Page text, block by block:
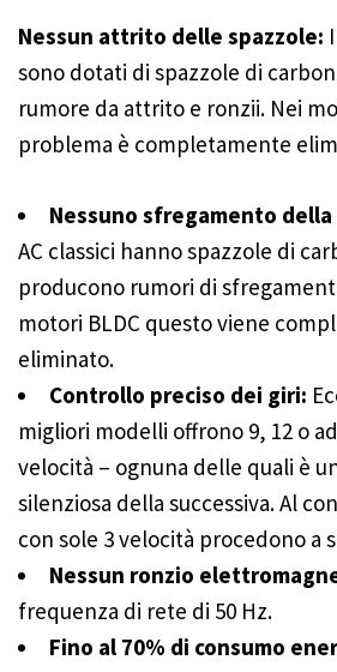
Nessun attrito delle spazzole:
sono dotati di spazzole di
rumore da attrito e ronzii. Nei
problema è completamente
Nessuno sfregamento della
AC classici hanno spazzole di
producono rumori di
motori BLDC questo viene
eliminato.
Controllo preciso dei giri:
migliori modelli offrono 9, 12 o
velocità – ognuna delle quali è
silenziosa della successiva. Al
con sole 3 velocità procedono a
Nessun ronzio
frequenza di rete di 50 Hz.
Fino al 70% di consumo